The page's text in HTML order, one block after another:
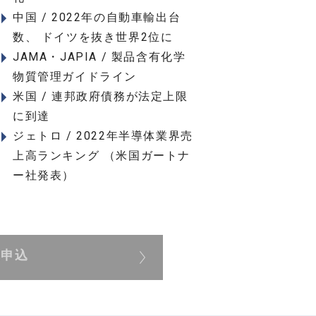
中国 / 2022年の自動車輸出台
数、 ドイツを抜き世界2位に
JAMA・JAPIA / 製品含有化学
物質管理ガイドライン
米国 / 連邦政府債務が法定上限
に到達
ジェトロ / 2022年半導体業界売
上高ランキング （米国ガートナ
ー社発表）
込